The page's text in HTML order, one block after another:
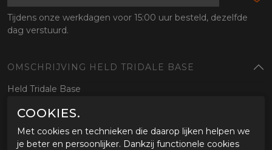
Tijdens onze werkdagen voor 15:00 uur besteld, dezelfde
dag verstuurd.
OMSCHRIJVING HELD TRIDALE BASE
Held Tridale Base
Merk
Held
COOKIES.
Met cookies en technieken die daarop lijken helpen we
je beter en persoonlijker. Dankzij functionele cookies